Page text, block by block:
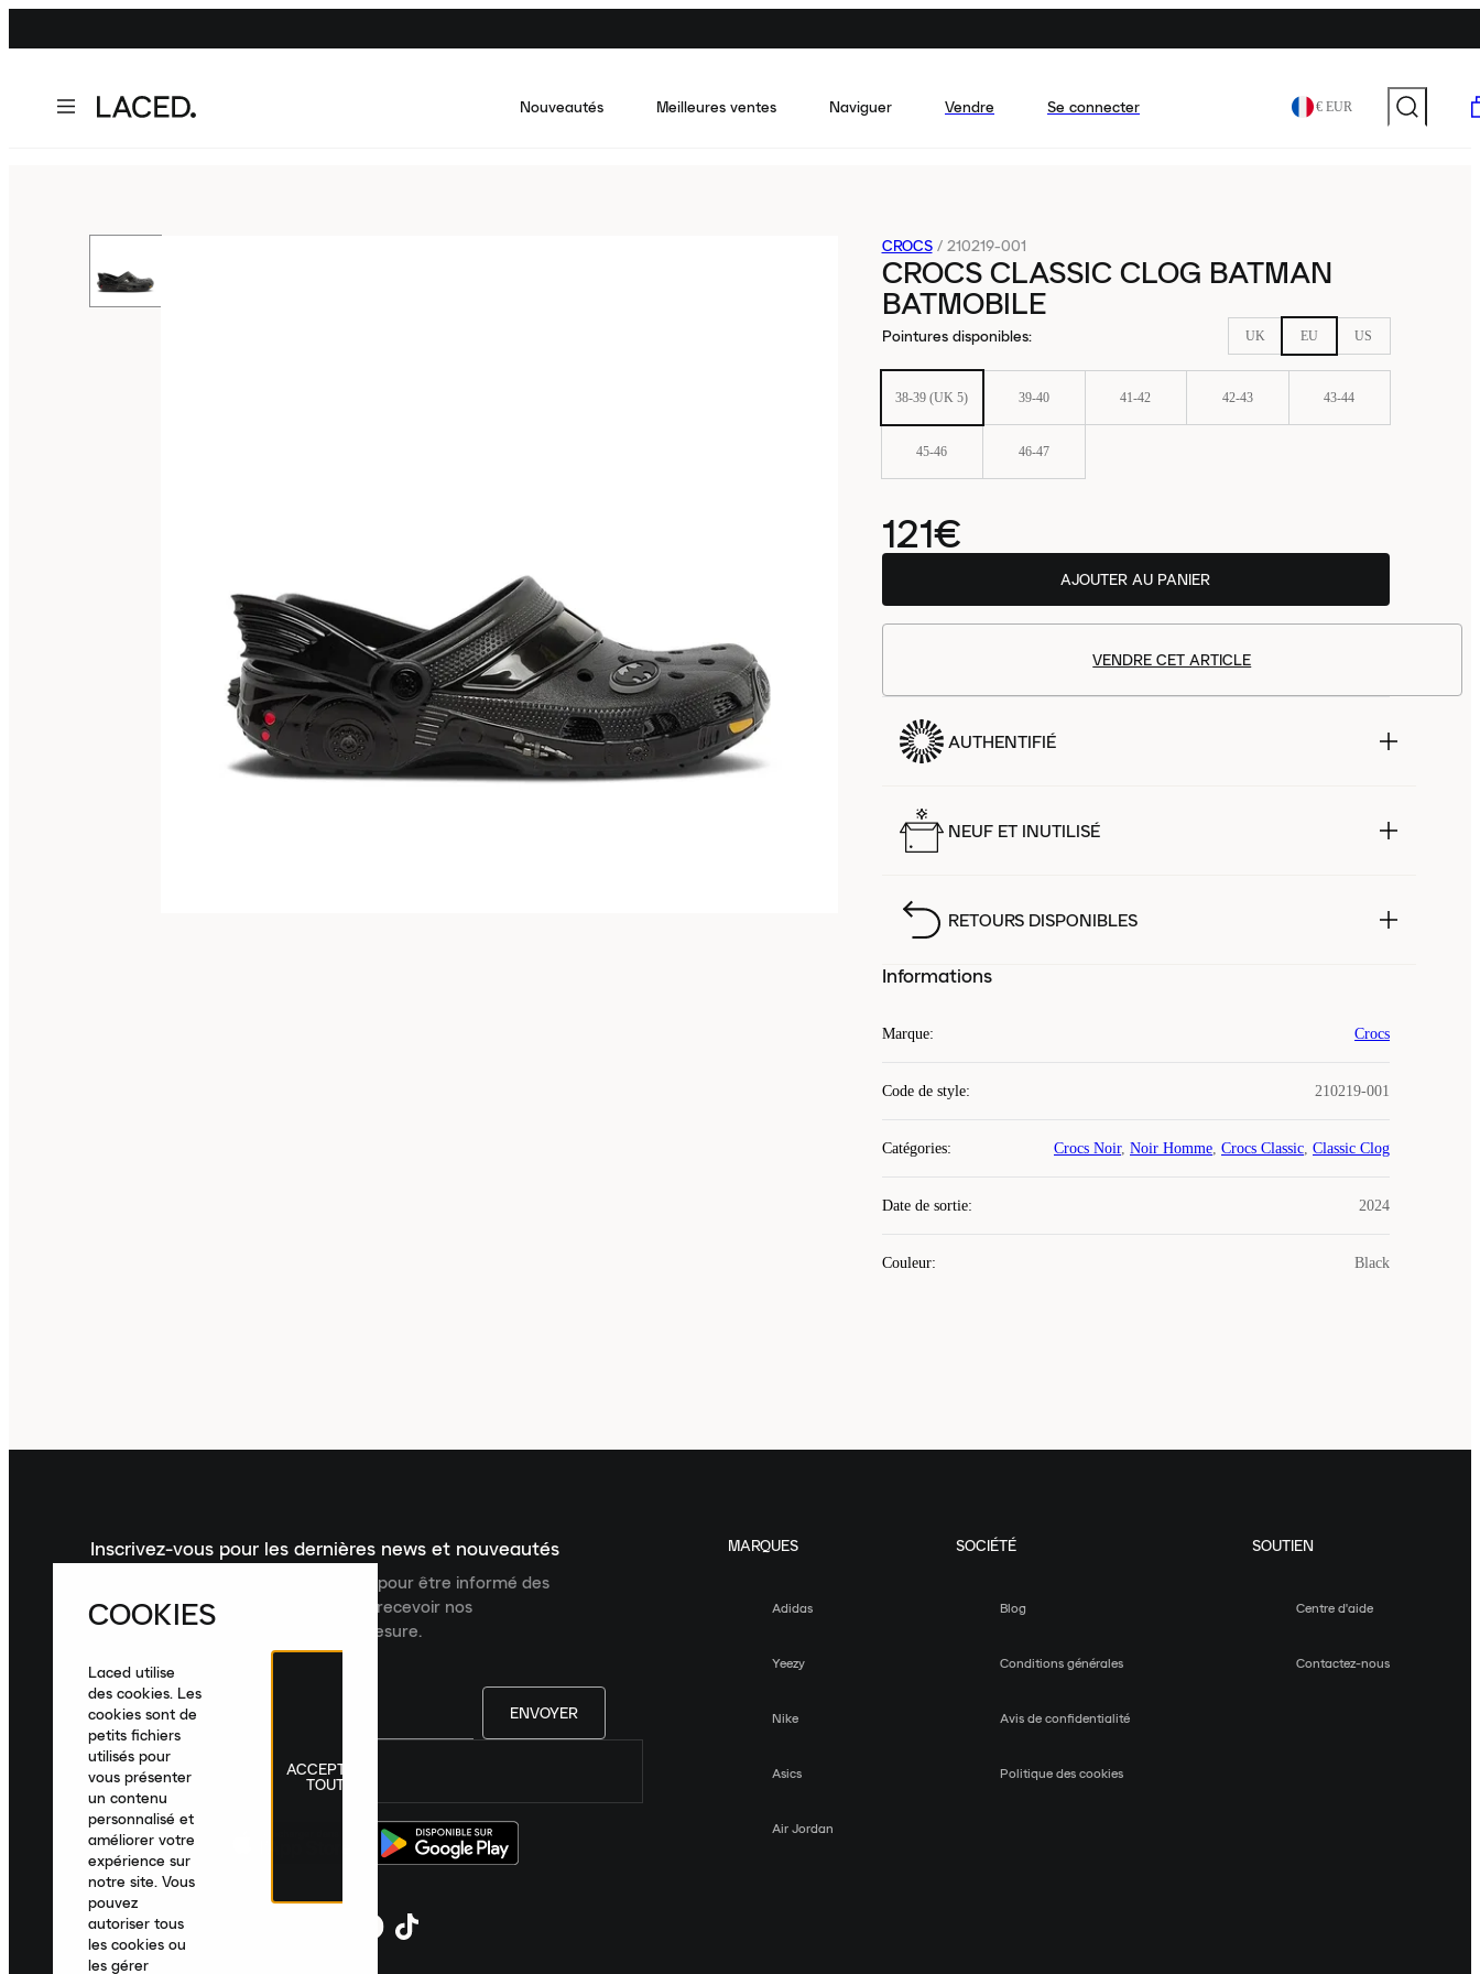
Nouveautés Meilleures ventes Naviguer Vendre Se connecter € EUR
CROCS / 210219-001
CROCS CLASSIC CLOG BATMAN
BATMOBILE
Pointures disponibles: UK EU US
38-39 (UK 5) 39-40 41-42 42-43 43-44
45-46 46-47
121€
AJOUTER AU PANIER
VENDRE CET ARTICLE
AUTHENTIFIÉ
NEUF ET INUTILISÉ
RETOURS DISPONIBLES
Informations
Marque: Crocs
Code de style: 210219-001
Catégories: Crocs Noir, Noir Homme, Crocs Classic, Classic Clog
Date de sortie: 2024
Couleur: Black
Inscrivez-vous pour les dernières news et nouveautés
Inscrivez-vous à la newsletter Laced pour être informé des
dernières nouveautés, collections et recevoir nos
recommandations de produits sur mesure.
ENVOYER
France|Français
MARQUES
Adidas
Yeezy
Nike
Asics
Air Jordan
SOCIÉTÉ
Blog
Conditions générales
Avis de confidentialité
Politique des cookies
SOUTIEN
Centre d'aide
Contactez-nous
COOKIES
Laced utilise
des cookies. Les
cookies sont de
petits fichiers
utilisés pour
vous présenter
un contenu
personnalisé et
améliorer votre
expérience sur
notre site. Vous
pouvez
autoriser tous
les cookies ou
les gérer
ACCEPTER
TOUT